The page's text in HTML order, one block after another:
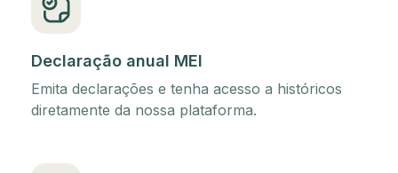
Declaração anual MEI
Emita declarações e tenha acesso a históricos
diretamente da nossa plataforma.